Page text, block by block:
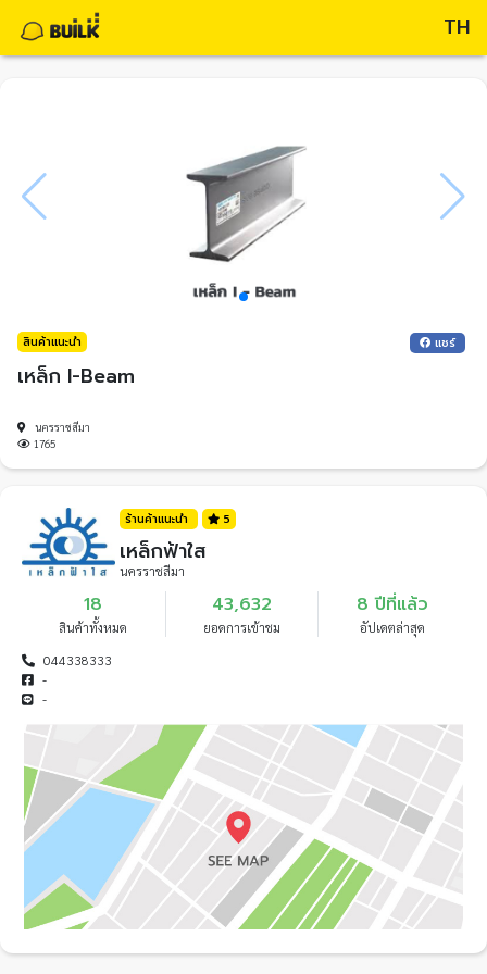
TH
สินค้าแนะนำ แชร์
เหล็ก I-Beam
นครราชสีมา
1765
ร้านค้าแนะนำ 5
เหล็กฟ้าใส
นครราชสีมา
18
สินค้าทั้งหมด
43,632
ยอดการเข้าชม
8 ปีที่แล้ว
อัปเดตล่าสุด
044338333
-
-